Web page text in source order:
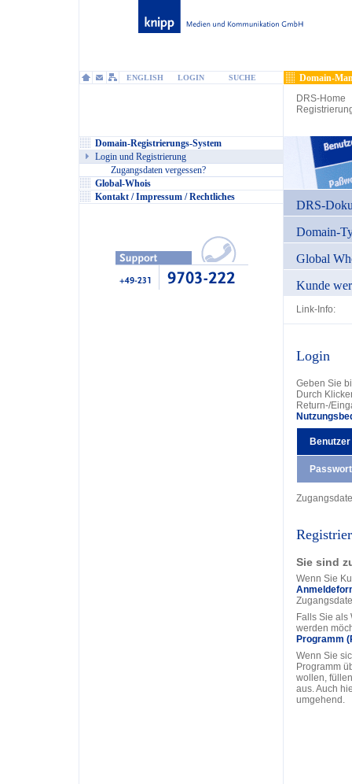
ENGLISH LOGIN SUCHE
Domain-
DRS-Home
Domain-Registrierungs-System
Login und Registrierung
Zugangsdaten vergessen?
Global-Whois
Kontakt / Impressum / Rechtliches
DRS-
Domain-
Global
Kunde
Link-Info:
Login
Geben Sie
Durch
Return-/
Benutzer
Passwort
Sie sind
Wenn Sie
Falls Sie als
werden
Programm
Wenn Sie
Programm
wollen,
aus. Auch
umgehend.